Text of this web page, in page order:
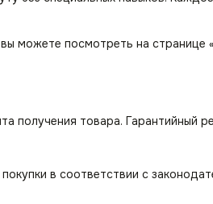
можете посмотреть на странице «
получения товара. Гарантийный
в соответствии с